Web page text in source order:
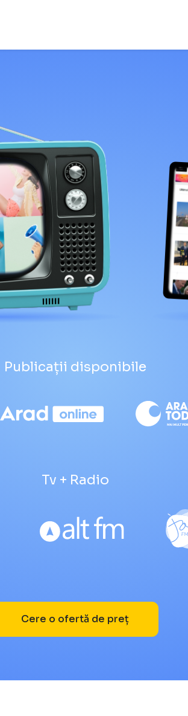
Publicații disponibile
Tv + Radio
Cere o ofertă de preț